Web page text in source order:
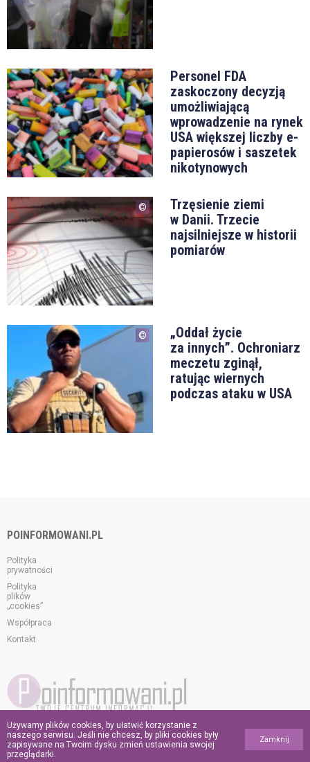
Personel FDA
zaskoczony decyzją
umożliwiającą
wprowadzenie na rynek
USA większej liczby e-
papierosów i saszetek
nikotynowych
Trzęsienie ziemi
w Danii. Trzecie
najsilniejsze w historii
pomiarów
„Oddał życie
za innych”. Ochroniarz
meczetu zginął,
ratując wiernych
podczas ataku w USA
POINFORMOWANI.PL
Polityka
prywatności
Polityka
plików
„cookies”
Współpraca
Kontakt
© 2026 poinformowani.pl.
Wszelkie prawa zastrzeżone.
Używamy plików cookies, by ułatwić korzystanie z
naszego serwisu. Jeśli nie chcesz, by pliki cookies były
zapisywane na Twoim dysku zmień ustawienia swojej
przeglądarki.
Zamknij